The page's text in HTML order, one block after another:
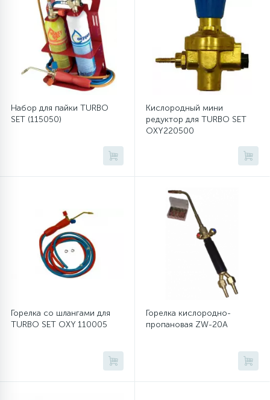
Шкивы барабана
Шланги залива
Шланги слива
Щетки двигателя
20
Набор для пайки TURBO
SET (115050)
Кислородный мини
редуктор для TURBO SET
OXY220500
Горелка со шлангами для
TURBO SET OXY 110005
Горелка кислородно-
пропановая ZW-20A